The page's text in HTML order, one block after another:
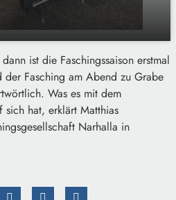
- Am Abend wird er in
begraben
ist die Faschingssaison erstmal
Fasching am Abend zu Grabe
Was es mit dem
sich hat, erklärt Matthias
Narhalla in